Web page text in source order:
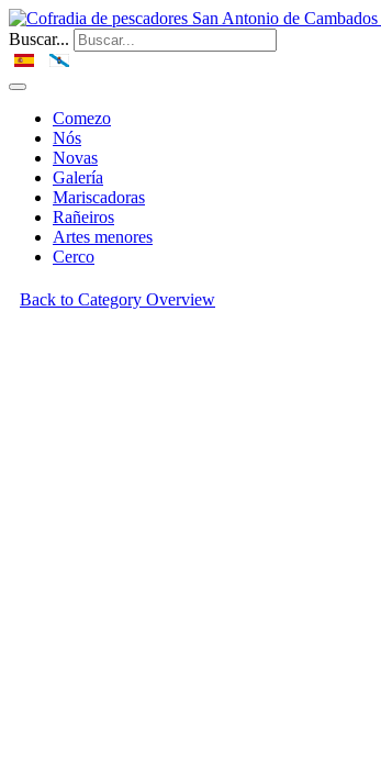
Buscar...
Comezo
Nós
Novas
Galería
Mariscadoras
Rañeiros
Artes menores
Cerco
Back to Category Overview